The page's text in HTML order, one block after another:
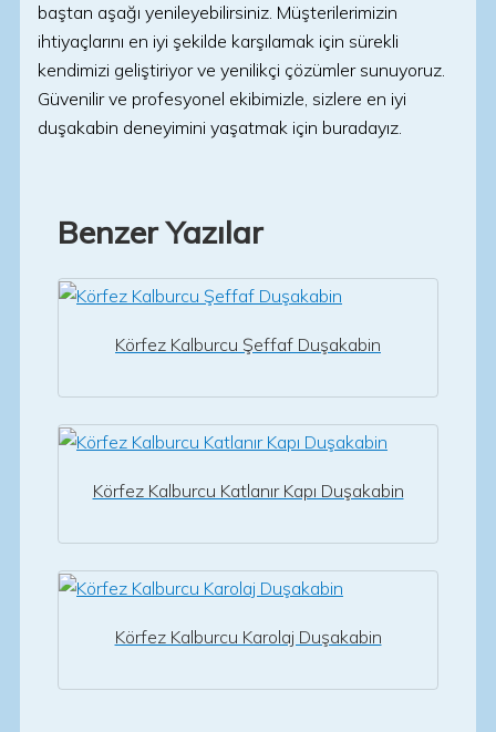
baştan aşağı yenileyebilirsiniz. Müşterilerimizin
ihtiyaçlarını en iyi şekilde karşılamak için sürekli
kendimizi geliştiriyor ve yenilikçi çözümler sunuyoruz.
Güvenilir ve profesyonel ekibimizle, sizlere en iyi
duşakabin deneyimini yaşatmak için buradayız.
Benzer Yazılar
Körfez Kalburcu Şeffaf Duşakabin
Körfez Kalburcu Katlanır Kapı Duşakabin
Körfez Kalburcu Karolaj Duşakabin